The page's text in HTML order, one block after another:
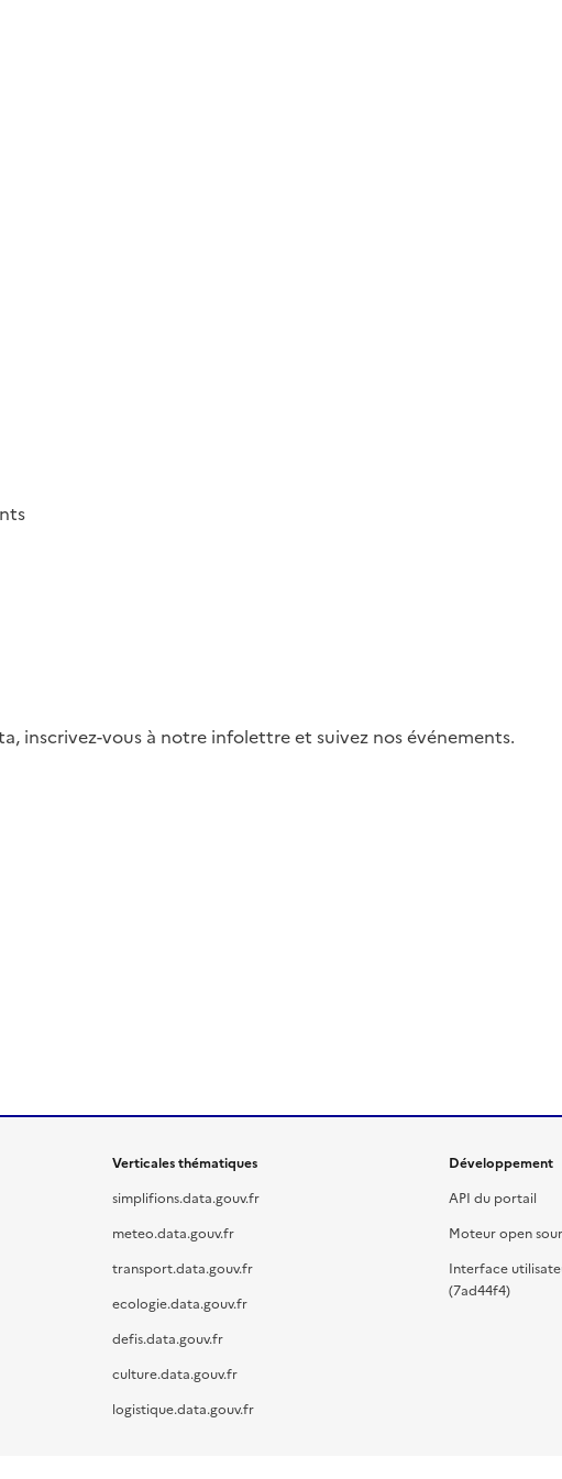
inscrivez-vous à notre infolettre et suivez nos événements.
Verticales thématiques
simplifions.data.gouv.fr
meteo.data.gouv.fr
transport.data.gouv.fr
ecologie.data.gouv.fr
defis.data.gouv.fr
culture.data.gouv.fr
logistique.data.gouv.fr
Développement
API du portail
Moteur open
Interface
(7ad44f4)